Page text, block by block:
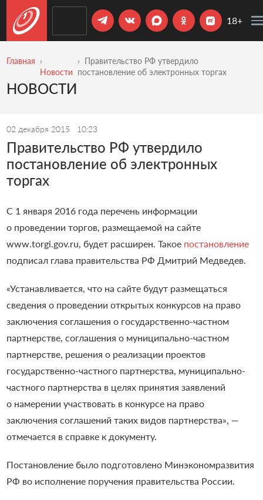
18+
Главная
Новости
Правительство РФ утвердило
постановление об электронных торгах
НОВОСТИ
02 декабря 2015 10:23
Правительство РФ утвердило
постановление об электронных
торгах
С 1 января 2016 года перечень информации
о проведении торгов, размещаемой на сайте
www.torgi.gov.ru, будет расширен. Такое постановление
подписал глава правительства РФ Дмитрий Медведев.
«Устанавливается, что на сайте будут размещаться
сведения о проведении открытых конкурсов на право
заключения соглашения о государственно-частном
партнерстве, соглашения о муниципально-частном
партнерстве, решения о реализации проектов
государственно-частного партнерства, муниципально-
частного партнерства в целях принятия заявлений
о намерении участвовать в конкурсе на право
заключения соглашений таких видов партнерства», —
отмечается в справке к документу.
Постановление было подготовлено Минэкономразвития
РФ во исполнение поручения правительства России.